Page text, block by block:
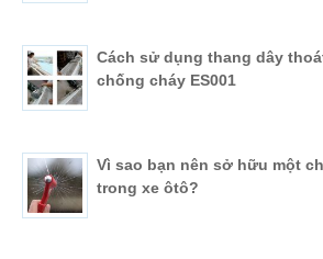
Cách sử dụng thang dây
chống cháy ES001
Vì sao bạn nên sở hữu một
trong xe ôtô?